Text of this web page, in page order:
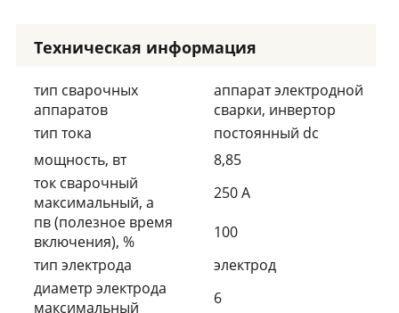
Техническая информация
тип сварочных
аппаратов
аппарат электродной
сварки, инвертор
тип тока
постоянный dc
мощность, вт
8,85
ток сварочный
максимальный, а
250 А
пв (полезное время
включения), %
100
тип электрода
электрод
диаметр электрода
максимальный
6